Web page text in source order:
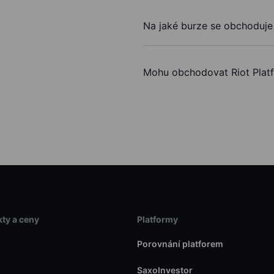
Na jaké burze se
Mohu obchodovat Riot
a ceny Platformy
Porovnání platforem
SaxoInvestor